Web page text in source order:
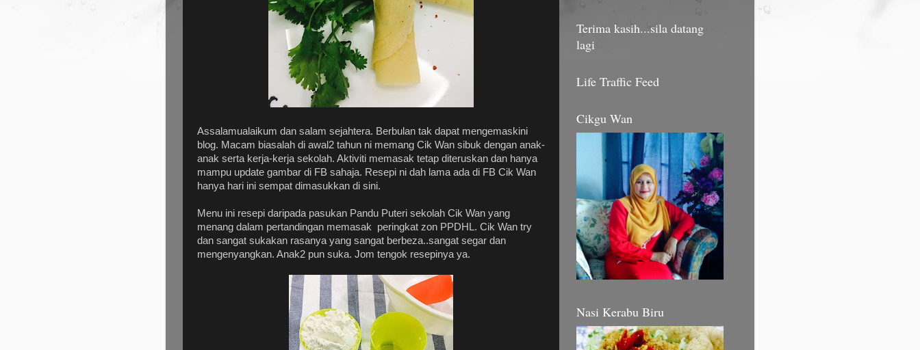
Assalamualaikum dan salam sejahtera. Berbulan tak dapat mengemaskini
blog. Macam biasalah di awal2 tahun ni memang Cik Wan sibuk dengan anak-
anak serta kerja-kerja sekolah. Aktiviti memasak tetap diteruskan dan hanya
mampu update gambar di FB sahaja. Resepi ni dah lama ada di FB Cik Wan
hanya hari ini sempat dimasukkan di sini.
Menu ini resepi daripada pasukan Pandu Puteri sekolah Cik Wan yang
menang dalam pertandingan memasak peringkat zon PPDHL. Cik Wan try
dan sangat sukakan rasanya yang sangat berbeza..sangat segar dan
mengenyangkan. Anak2 pun suka. Jom tengok resepinya ya.
Terima kasih...sila datang
lagi
Life Traffic Feed
Cikgu Wan
Nasi Kerabu Biru